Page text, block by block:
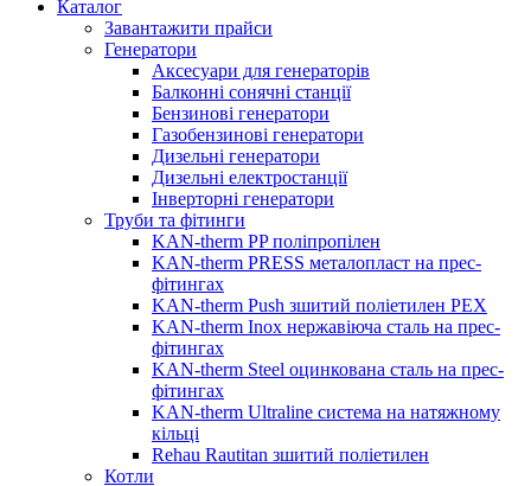
Каталог
Завантажити прайси
Генератори
Аксесуари для генераторів
Балконні сонячні станції
Бензинові генератори
Газобензинові генератори
Дизельні генератори
Дизельні електростанції
Інверторні генератори
Труби та фітинги
KAN-therm PP поліпропілен
KAN-therm PRESS металопласт на прес-
фітингах
KAN-therm Push зшитий поліетилен PEX
KAN-therm Inox нержавіюча сталь на прес-
фітингах
KAN-therm Steel оцинкована сталь на прес-
фітингах
KAN-therm Ultraline система на натяжному
кільці
Rehau Rautitan зшитий поліетилен
Котли